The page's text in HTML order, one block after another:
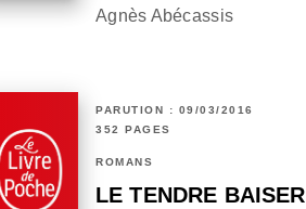
Agnès Abécassis
PARUTION : 09/03/2016
352 PAGES
ROMANS
LE TENDRE BAISER